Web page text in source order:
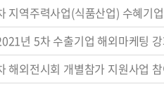
지역주력사업(식품산업) 수혜기
년 5차 수출기업 해외마케팅
해외전시회 개별참가 지원사업